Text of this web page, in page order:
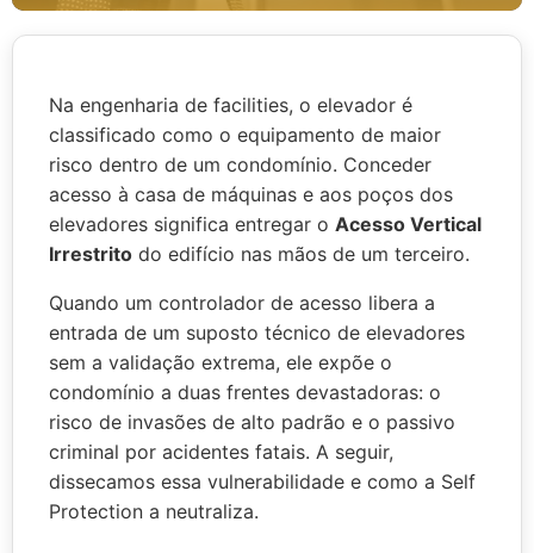
Na engenharia de facilities, o elevador é
classificado como o equipamento de maior
risco dentro de um condomínio. Conceder
acesso à casa de máquinas e aos poços dos
elevadores significa entregar o Acesso Vertical
Irrestrito do edifício nas mãos de um terceiro.
Quando um controlador de acesso libera a
entrada de um suposto técnico de elevadores
sem a validação extrema, ele expõe o
condomínio a duas frentes devastadoras: o
risco de invasões de alto padrão e o passivo
criminal por acidentes fatais. A seguir,
dissecamos essa vulnerabilidade e como a Self
Protection a neutraliza.